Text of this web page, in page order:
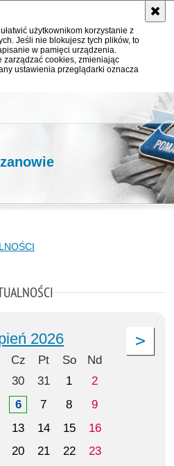
użytkownikom korzystanie z
Jeśli nie blokujesz tych plików, to
w pamięci urządzenia.
zarządzać cookies, zmieniając
ustawienia przeglądarki oznacza
2026
Cz Pt So
Nd
30 31 1
2
6 7 8
9
13 14 15
16
20 21 22
23